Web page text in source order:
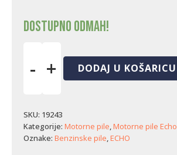
Dostupno odmah!
-
CS-
7310SX
količina
+ DODAJ U KOŠARICU
SKU: 19243
Kategorije: Motorne pile,Motorne pile Echo
Oznake: Benzinske pile,ECHO